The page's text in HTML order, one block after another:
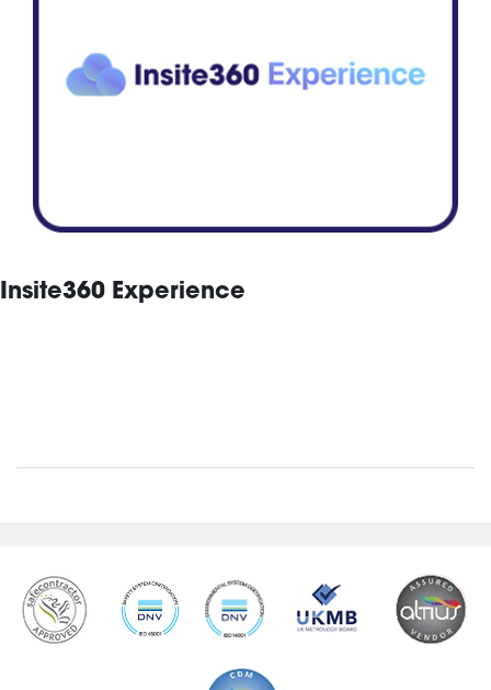
Insite360 Experience